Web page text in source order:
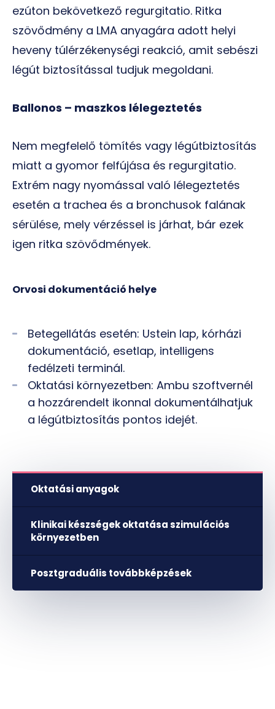
ezúton bekövetkező regurgitatio. Ritka
szövődmény a LMA anyagára adott helyi
heveny túlérzékenységi reakció, amit sebészi
légút biztosítással tudjuk megoldani.
Ballonos – maszkos lélegeztetés
Nem megfelelő tömítés vagy légútbiztosítás
miatt a gyomor felfújása és regurgitatio.
Extrém nagy nyomással való lélegeztetés
esetén a trachea és a bronchusok falának
sérülése, mely vérzéssel is járhat, bár ezek
igen ritka szövődmények.
Orvosi dokumentáció helye
Betegellátás esetén: Ustein lap, kórházi
dokumentáció, esetlap, intelligens
fedélzeti terminál.
Oktatási környezetben: Ambu szoftvernél
a hozzárendelt ikonnal dokumentálhatjuk
a légútbiztosítás pontos idejét.
Oktatási anyagok
Klinikai készségek oktatása szimulációs
környezetben
Posztgraduális továbbképzések